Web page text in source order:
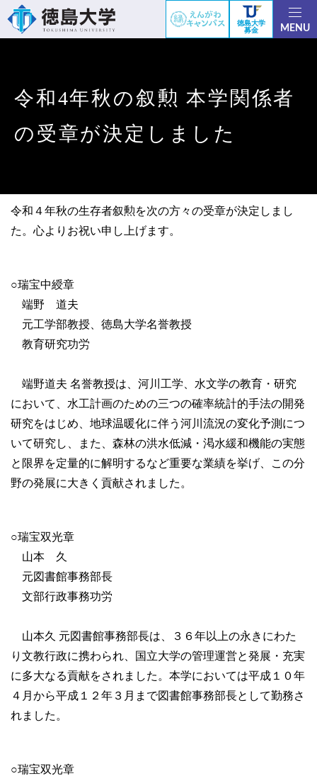
徳島大学
募金
MENU
令和4年秋の叙勲 本学関係者
の受章が決定しました
令和４年秋の生存者叙勲を次の方々の受章が決定しまし
た。心よりお祝い申し上げます。
○瑞宝中綬章
端野 道夫
元工学部教授、徳島大学名誉教授
教育研究功労
端野道夫 名誉教授は、河川工学、水文学の教育・研究
において、水工計画のための三つの確率統計的手法の開発
研究をはじめ、地球温暖化に伴う河川流況の変化予測につ
いて研究し、また、森林の洪水低減・渇水緩和機能の実態
と限界を定量的に解明するなど重要な業績を挙げ、この分
野の発展に大きく貢献されました。
○瑞宝双光章
山本 久
元図書館事務部長
文部行政事務功労
山本久 元図書館事務部長は、３６年以上の永きにわた
り文教行政に携わられ、国立大学の管理運営と発展・充実
に多大なる貢献をされました。本学においては平成１０年
４月から平成１２年３月まで図書館事務部長として勤務さ
れました。
○瑞宝双光章